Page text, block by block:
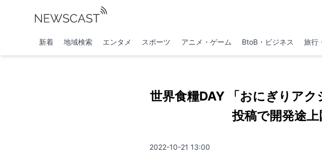
新着 地域検索 エンタメ スポーツ アニメ・ゲーム BtoB・ビジネス 旅行
世界食糧DAY 「おにぎりア
投稿で開発途
2022-10-21 13:00